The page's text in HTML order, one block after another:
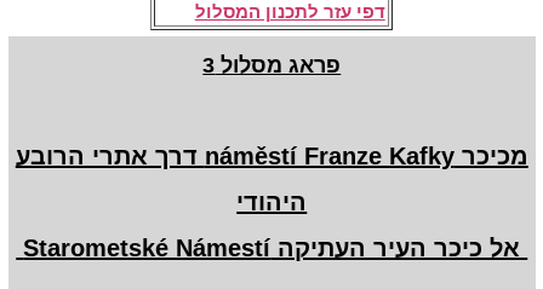
פראג מסלול 3
מכיכר náměstí Franze Kafky דרך אתרי הרובע
היהודי
אל כיכר העיר העתיקה Starometské Námestí
דפי עזר לתכנון המסלול